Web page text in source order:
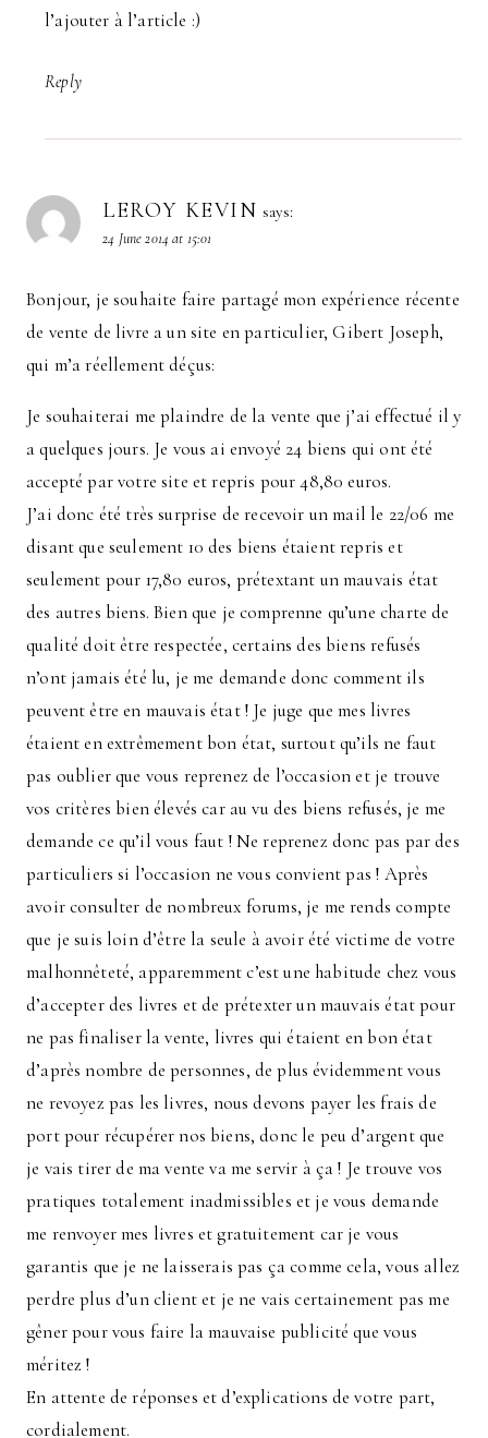
l’ajouter à l’article :)
Reply
LEROY KEVIN says:
24 June 2014 at 15:01
Bonjour, je souhaite faire partagé mon expérience récente
de vente de livre a un site en particulier, Gibert Joseph,
qui m’a réellement déçus:
Je souhaiterai me plaindre de la vente que j’ai effectué il y
a quelques jours. Je vous ai envoyé 24 biens qui ont été
accepté par votre site et repris pour 48,80 euros.
J’ai donc été très surprise de recevoir un mail le 22/06 me
disant que seulement 10 des biens étaient repris et
seulement pour 17,80 euros, prétextant un mauvais état
des autres biens. Bien que je comprenne qu’une charte de
qualité doit être respectée, certains des biens refusés
n’ont jamais été lu, je me demande donc comment ils
peuvent être en mauvais état ! Je juge que mes livres
étaient en extrêmement bon état, surtout qu’ils ne faut
pas oublier que vous reprenez de l’occasion et je trouve
vos critères bien élevés car au vu des biens refusés, je me
demande ce qu’il vous faut ! Ne reprenez donc pas par des
particuliers si l’occasion ne vous convient pas ! Après
avoir consulter de nombreux forums, je me rends compte
que je suis loin d’être la seule à avoir été victime de votre
malhonnêteté, apparemment c’est une habitude chez vous
d’accepter des livres et de prétexter un mauvais état pour
ne pas finaliser la vente, livres qui étaient en bon état
d’après nombre de personnes, de plus évidemment vous
ne revoyez pas les livres, nous devons payer les frais de
port pour récupérer nos biens, donc le peu d’argent que
je vais tirer de ma vente va me servir à ça ! Je trouve vos
pratiques totalement inadmissibles et je vous demande
me renvoyer mes livres et gratuitement car je vous
garantis que je ne laisserais pas ça comme cela, vous allez
perdre plus d’un client et je ne vais certainement pas me
gêner pour vous faire la mauvaise publicité que vous
méritez !
En attente de réponses et d’explications de votre part,
cordialement.